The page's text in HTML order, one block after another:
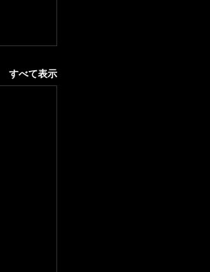
すべて表示